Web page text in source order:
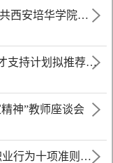
中共西安培华学院委员会教师工作部 中共西安培华学院委员会教师工作部 ​ 秉廉洁师道，护青春远航 ——致全校教师的毕业季倡议书
关于我校2024年度陕西高校优秀青年人才支持计划拟推荐人选的公示
神”教师座谈会
教育部公开曝光第十三批7起违反教师职业行为十项准则典型案例